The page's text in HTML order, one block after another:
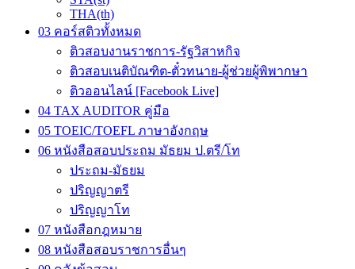
THA(th)
03 คอร์สติวทั้งหมด
ติวสอบงานราชการ-รัฐวิสาหกิจ
ติวสอบเนติบัณฑิต-ตั๋วทนาย-ผู้ช่วยผู้พิพากษา
ติวออนไลน์ [Facebook Live]
04 TAX AUDITOR คู่มือ
05 TOEIC/TOEFL ภาษาอังกฤษ
06 หนังสือสอบประถม มัธยม ป.ตรี/โท
ประถม-มัธยม
ปริญญาตรี
ปริญญาโท
07 หนังสือกฎหมาย
08 หนังสือสอบราชการอื่นๆ